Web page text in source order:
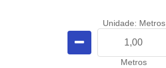
Unidade: Metros
Metros